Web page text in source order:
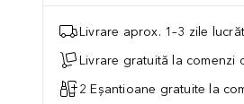
Livrare aprox. 1–3 zile
Livrare gratuită la comenzi
2 Eșantioane gratuite la